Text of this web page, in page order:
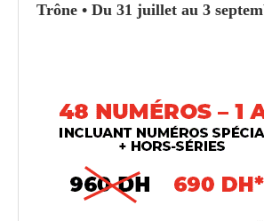
Trône • Du 31 juillet au 3